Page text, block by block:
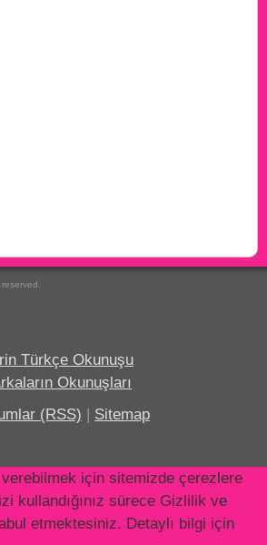
reserved.
Türkçe Okunuşu
Okunuşları
(RSS) | Sitemap
için sitemizde çerezlere
kullandığınız sürece Gizlilik ve
etmektesiniz. Detaylı bilgi için